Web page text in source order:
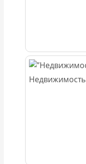
Недвижимость